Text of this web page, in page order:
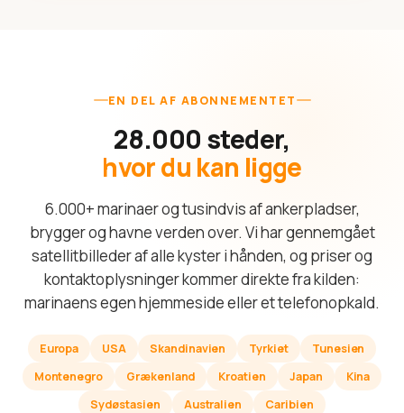
EN DEL AF ABONNEMENTET
28.000 steder,
hvor du kan ligge
6.000+ marinaer og tusindvis af ankerpladser,
brygger og havne verden over. Vi har gennemgået
satellitbilleder af alle kyster i hånden, og priser og
kontaktoplysninger kommer direkte fra kilden:
marinaens egen hjemmeside eller et telefonopkald.
Europa USA Skandinavien Tyrkiet
Tunesien
Montenegro
Grækenland Kroatien Japan
Kina
Sydøstasien
Australien
Caribien